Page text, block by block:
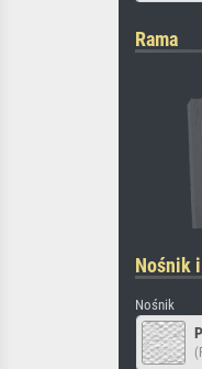
Rama
Nośnik
Nośnik